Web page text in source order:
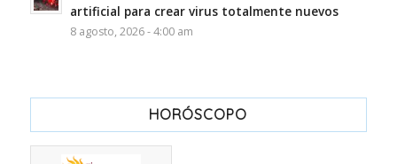
artificial para crear virus totalmente nuevos
8 agosto, 2026 - 4:00 am
HORÓSCOPO